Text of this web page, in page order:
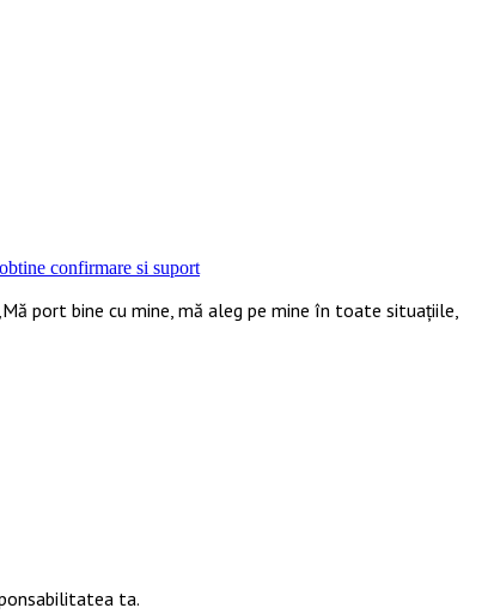
confirmare si suport
port bine cu mine, mă aleg pe mine în toate situațiile,
ta.